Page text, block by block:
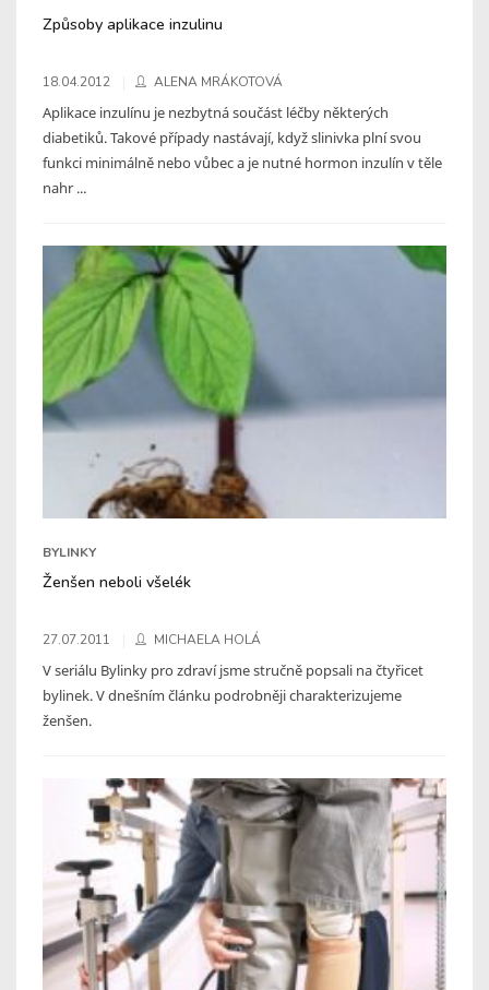
Způsoby aplikace inzulinu
18.04.2012 ALENA MRÁKOTOVÁ
Aplikace inzulínu je nezbytná součást léčby některých
diabetiků. Takové případy nastávají, když slinivka plní svou
funkci minimálně nebo vůbec a je nutné hormon inzulín v těle
nahr ...
BYLINKY
Ženšen neboli všelék
27.07.2011 MICHAELA HOLÁ
V seriálu Bylinky pro zdraví jsme stručně popsali na čtyřicet
bylinek. V dnešním článku podrobněji charakterizujeme
ženšen.